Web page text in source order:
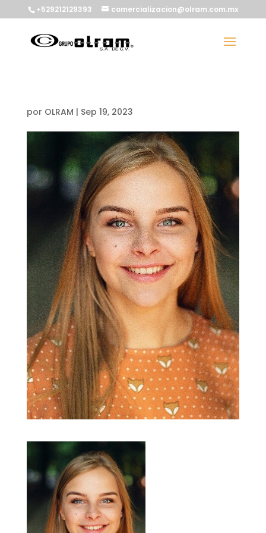
+529212129393 comercializacion@olram.com.mx
por OLRAM | Sep 19, 2023